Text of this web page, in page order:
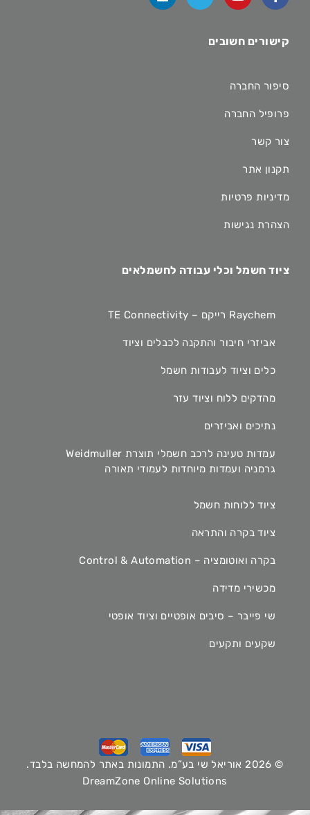
קישורים חשובים
סיפור החברה
פרופיל החברה
צור קשר
תקנון אתר
מדיניות פרטיות
הצהרת נגישות
ציוד חשמל וכלי עבודה לחשמלאים
Raychem רייקם – TE Connectivity
אביזרי חיבור והתקנה לכבלים וציוד
כלים וציוד לעבודות חשמל
מהדקים ללוח וציוד עזר
נתיכים ואביזרים
עמדות טעינה לרכב חשמלי תוצרת Weidmuller
גרמניה ועמדות מיוחדות לעמודי תאורה
ציוד ללוחות חשמל
ציוד בקרה והתראה
בקרה ואוטומציה – Control & Automation
מכשירי מדידה
שי פייבר – סיבים אופטיים וציוד אופטי
שקעים ותקעים
© 2026 אוריאל שי בע”מ. התמונות באתר להמחשה בלבד.
DreamZone Online Solutions